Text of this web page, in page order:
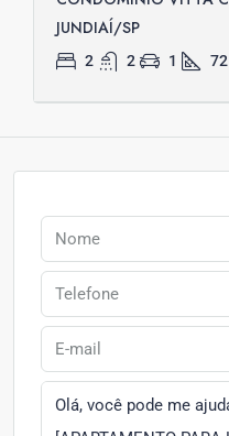
JUNDIAÍ/SP
2 2 1 72